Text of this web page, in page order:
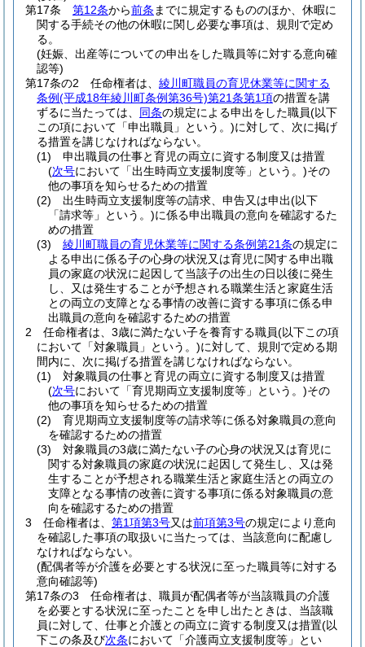
第17条
第12条から前条 までに規定するもののほか、休暇に
関する手続その他の休暇に関し必要な事項は、規則で定め
る。
(妊娠、出産等についての申出をした職員等に対する意向確
認等)
第17条の2
任命権者は、 綾川町職員の育児休業等に関する
条例(平成18年綾川町条例第36号)第21条第1項の措置を講
ずるに当たっては、 同条の規定による申出をした職員(以下
この項において「申出職員」という。)に対して、次に掲げ
る措置を講じなければならない。
(1)
申出職員の仕事と育児の両立に資する制度又は措置
(次号において「出生時両立支援制度等」という。)その
他の事項を知らせるための措置
(2)
出生時両立支援制度等の請求、申告又は申出(以下
「請求等」という。)に係る申出職員の意向を確認するた
めの措置
(3)
綾川町職員の育児休業等に関する条例第21条の規定に
よる申出に係る子の心身の状況又は育児に関する申出職
員の家庭の状況に起因して当該子の出生の日以後に発生
し、又は発生することが予想される職業生活と家庭生活
との両立の支障となる事情の改善に資する事項に係る申
出職員の意向を確認するための措置
2
任命権者は、3歳に満たない子を養育する職員(以下この項
において「対象職員」という。)に対して、規則で定める期
間内に、次に掲げる措置を講じなければならない。
(1)
対象職員の仕事と育児の両立に資する制度又は措置
(次号において「育児期両立支援制度等」という。)その
他の事項を知らせるための措置
(2)
育児期両立支援制度等の請求等に係る対象職員の意向
を確認するための措置
(3)
対象職員の3歳に満たない子の心身の状況又は育児に
関する対象職員の家庭の状況に起因して発生し、又は発
生することが予想される職業生活と家庭生活との両立の
支障となる事情の改善に資する事項に係る対象職員の意
向を確認するための措置
3
任命権者は、 第1項第3号又は前項第3号の規定により意向
を確認した事項の取扱いに当たっては、当該意向に配慮し
なければならない。
(配偶者等が介護を必要とする状況に至った職員等に対する
意向確認等)
第17条の3
任命権者は、職員が配偶者等が当該職員の介護
を必要とする状況に至ったことを申し出たときは、当該職
員に対して、仕事と介護との両立に資する制度又は措置(以
下この条及び次条において「介護両立支援制度等」とい